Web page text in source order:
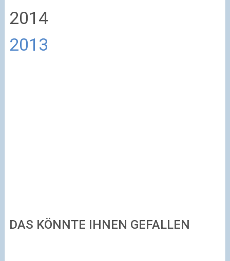
2014
2013
DAS KÖNNTE IHNEN GEFALLEN